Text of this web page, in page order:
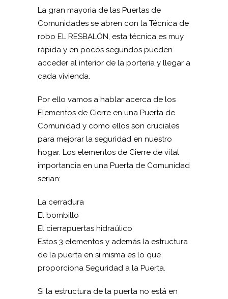
La gran mayoria de las Puertas de
Comunidades se abren con la Técnica de
robo EL RESBALÓN, esta técnica es muy
rápida y en pocos segundos pueden
acceder al interior de la porteria y llegar a
cada vivienda.
Por ello vamos a hablar acerca de los
Elementos de Cierre en una Puerta de
Comunidad y como ellos son cruciales
para mejorar la seguridad en nuestro
hogar. Los elementos de Cierre de vital
importancia en una Puerta de Comunidad
serian:
La cerradura
El bombillo
El cierrapuertas hidraúlico
Estos 3 elementos y además la estructura
de la puerta en si misma es lo que
proporciona Seguridad a la Puerta.
Si la estructura de la puerta no está en